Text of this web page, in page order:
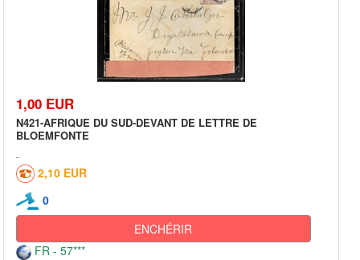
1,00 EUR
N421-AFRIQUE DU SUD-DEVANT DE LETTRE DE
BLOEMFONTE
2,10 EUR
0
ENCHÉRIR
FR - 57***